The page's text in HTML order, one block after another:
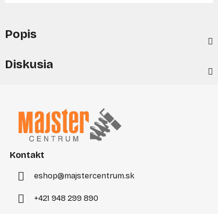
Popis
Diskusia
Kontakt
eshop@majstercentrum.sk
+421 948 299 890